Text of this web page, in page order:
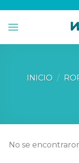
content
INICIO /
No se